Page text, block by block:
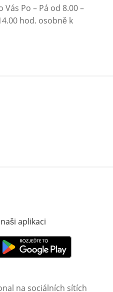
Po – Pá od 8.00 –
hod. osobně k
aplikaci
v novém okně
na sociálních sítích